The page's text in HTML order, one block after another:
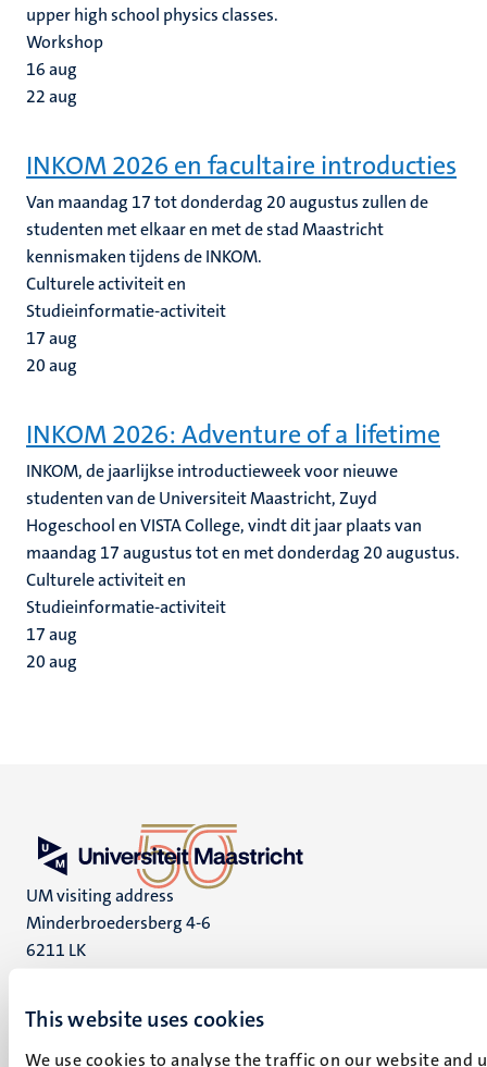
This website uses cookies
We use cookies to analyse the traffic on our website and
upper high school physics classes.
Workshop
16aug
22aug
INKOM 2026 en facultaire introducties
Van maandag 17 tot donderdag 20 augustus zullen de
studenten met elkaar en met de stad Maastricht
kennismaken tijdens de INKOM.
Culturele activiteit en
Studieinformatie-activiteit
17aug
20aug
INKOM 2026: Adventure of a lifetime
INKOM, de jaarlijkse introductieweek voor nieuwe
studenten van de Universiteit Maastricht, Zuyd
Hogeschool en VISTA College, vindt dit jaar plaats van
maandag 17 augustus tot en met donderdag 20 augustus.
Culturele activiteit en
Studieinformatie-activiteit
17aug
20aug
UM visiting address
Minderbroedersberg 4-6
6211 LK
UM postal address